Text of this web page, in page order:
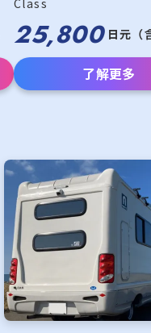
Class
25,800 日元（
了解更多